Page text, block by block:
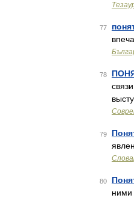
77
78
79
80
ними